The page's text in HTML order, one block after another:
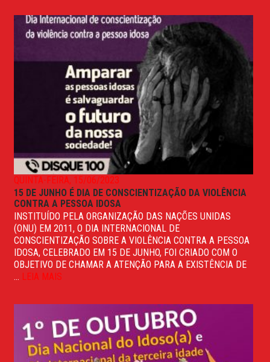
QUINTA-FEIRA, 15/06/2023
15 DE JUNHO É DIA DE CONSCIENTIZAÇÃO DA VIOLÊNCIA
CONTRA A PESSOA IDOSA
INSTITUÍDO PELA ORGANIZAÇÃO DAS NAÇÕES UNIDAS
(ONU) EM 2011, O DIA INTERNACIONAL DE
CONSCIENTIZAÇÃO SOBRE A VIOLÊNCIA CONTRA A PESSOA
IDOSA, CELEBRADO EM 15 DE JUNHO, FOI CRIADO COM O
OBJETIVO DE CHAMAR A ATENÇÃO PARA A EXISTÊNCIA DE
... LEIA MAIS